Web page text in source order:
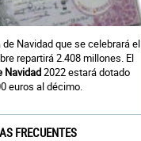
Navidad que se celebrará el
repartirá 2.408 millones. El
Navidad2022 estará dotado
euros al décimo.
FRECUENTES